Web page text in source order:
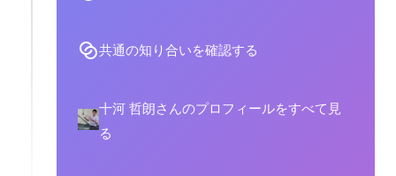
共通の知り合いを確認する
十河 哲朗さんのプロフィールをすべて見
る